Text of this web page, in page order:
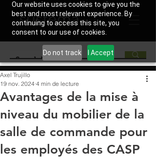
Our website uses cookies to give you the
best and most relevant experience. By
continuing to access this site, you
consent to our use of cookies.
Do not track I Accept
Avantages de la mise à
niveau du mobilier de la
salle de commande pour
les employés des CASP
Axel Trujillo
19 nov. 2024 4 min de lecture